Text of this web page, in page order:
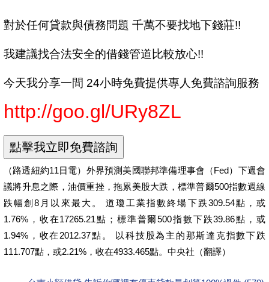
對於任何貸款與債務問題 千萬不要找地下錢莊!!
我建議找合法安全的借錢管道比較放心!!
今天我分享一間 24小時免費提供專人免費諮詢服務
http://goo.gl/URy8ZL
（路透紐約11日電）外界預測美國聯邦準備理事會（Fed）下週會
議將升息之際，油價重挫，拖累美股大跌，標準普爾500指數週線
跌幅創8月以來最大。 道瓊工業指數終場下跌309.54點，或
1.76%，收在17265.21點；標準普爾500指數下跌39.86點，或
1.94%，收在2012.37點。 以科技股為主的那斯達克指數下跌
111.707點，或2.21%，收在4933.465點。中央社（翻譯）